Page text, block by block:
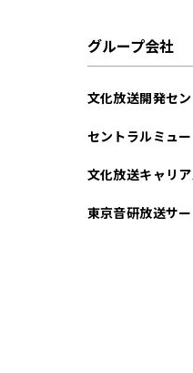
グループ会社
文化放送開発セ
セントラルミュ
文化放送キャリ
東京音研放送サ